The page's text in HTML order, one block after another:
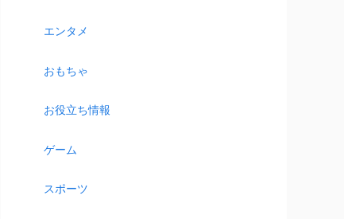
エンタメ
おもちゃ
お役立ち情報
ゲーム
スポーツ